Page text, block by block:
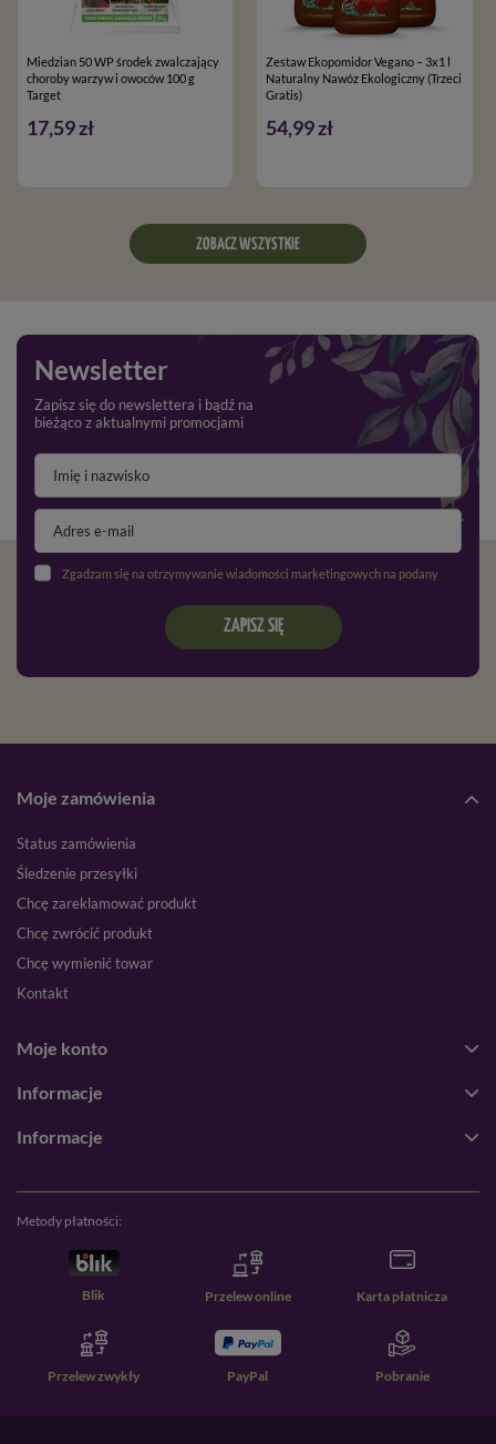
Miedzian 50 WP środek zwalczający
choroby warzyw i owoców 100 g
Target
17,59 zł
Zestaw Ekopomidor Vegano – 3x1 l
Naturalny Nawóz Ekologiczny (Trzeci
Gratis)
54,99 zł
ZOBACZ WSZYSTKIE
Newsletter
Zapisz się do newslettera i bądź na
bieżąco z aktualnymi promocjami
Zgadzam się na otrzymywanie wiadomości marketingowych na podany adres e-mail oraz przetwarzanie danych osobowych zgodnie z
ZAPISZ SIĘ
Moje zamówienia
Status zamówienia
Śledzenie przesyłki
Chcę zareklamować produkt
Chcę zwrócić produkt
Chcę wymienić towar
Kontakt
Moje konto
Informacje
Informacje
Metody płatności:
Blik Przelew online Karta płatnicza
Przelew zwykły PayPal Pobranie